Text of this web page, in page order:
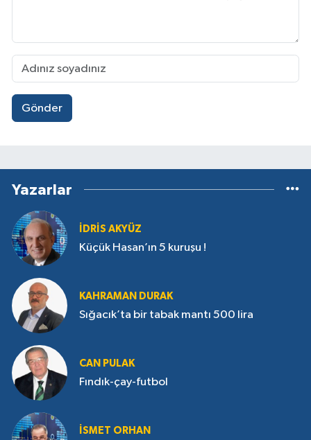
Gönder
Yazarlar
İDRIS AKYÜZ
Küçük Hasan’ın 5 kuruşu !
KAHRAMAN DURAK
Sığacık’ta bir tabak mantı 500 lira
CAN PULAK
Fındık-çay-futbol
İSMET ORHAN